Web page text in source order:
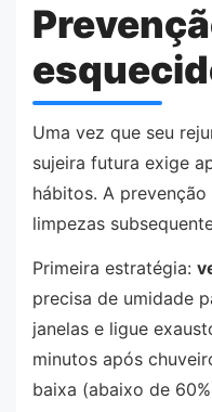
Uma vez que seu
sujeira futura exige
hábitos. A
limpezas
Primeira estratégia:
precisa de umidade
janelas e ligue
minutos após
baixa (abaixo de